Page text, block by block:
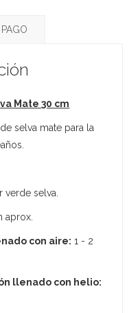
Mate 30 cm
selva mate para la
selva.
aprox.
con aire: 1 - 2
llenado con helio: